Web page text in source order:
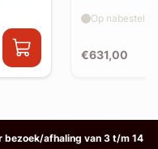
€631,00
Op
bezoek/afhaling van 3 t/m 14